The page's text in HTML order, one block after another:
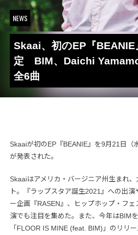
NEWS
Skaai、初のEP『
定 BIM、Daichi
全6曲
Skaaiが初のEP『BEANIE』を9月21日（
が発表された。
Skaaiはアメリカ・バージニア州生まれ、
ト。『ラップスタア誕生2021』への出
ー企画『RASEN』、ヒップホップ・フェ
演でも注目を集めた。また、今年はBIM
「FLOOR IS MINE (feat. BIM)」のリリ